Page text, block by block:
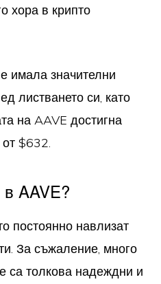
хора в крипто
имала значителни
листването си, като
на AAVE достигна
$632.
AAVE?
постоянно навлизат
За съжаление, много
са толкова надеждни и